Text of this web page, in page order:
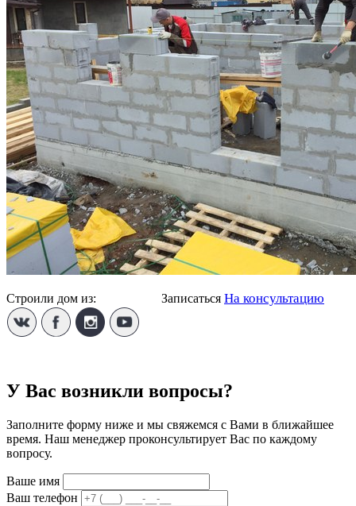
Строили дом из: Записаться На консультацию
У Вас возникли вопросы?
Заполните форму ниже и мы свяжемся с Вами в ближайшее
время. Наш менеджер проконсультирует Вас по каждому
вопросу.
Ваше имя
Ваш телефон